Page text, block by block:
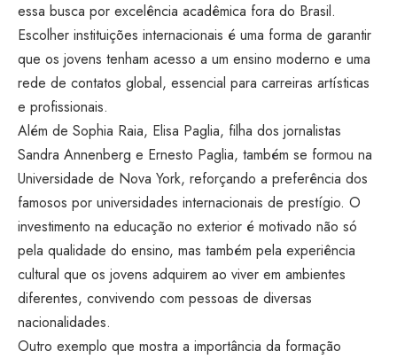
essa busca por excelência acadêmica fora do Brasil.
Escolher instituições internacionais é uma forma de garantir
que os jovens tenham acesso a um ensino moderno e uma
rede de contatos global, essencial para carreiras artísticas
e profissionais.
Além de Sophia Raia, Elisa Paglia, filha dos jornalistas
Sandra Annenberg e Ernesto Paglia, também se formou na
Universidade de Nova York, reforçando a preferência dos
famosos por universidades internacionais de prestígio. O
investimento na educação no exterior é motivado não só
pela qualidade do ensino, mas também pela experiência
cultural que os jovens adquirem ao viver em ambientes
diferentes, convivendo com pessoas de diversas
nacionalidades.
Outro exemplo que mostra a importância da formação